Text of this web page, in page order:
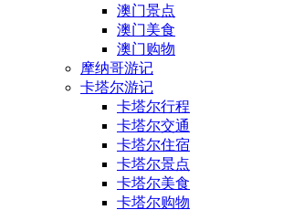
澳门景点
澳门美食
澳门购物
摩纳哥游记
卡塔尔游记
卡塔尔行程
卡塔尔交通
卡塔尔住宿
卡塔尔景点
卡塔尔美食
卡塔尔购物